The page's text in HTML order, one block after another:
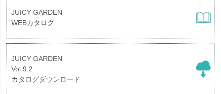
JUICY GARDEN
WEBカタログ
JUICY GARDEN
Vol.9.2
カタログダウンロード